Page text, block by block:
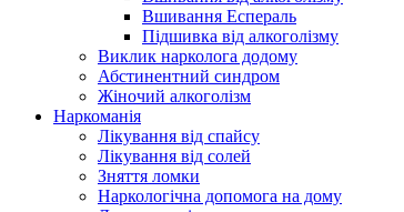
Вшивання Еспераль
Підшивка від алкоголізму
Виклик нарколога додому
Абстинентний синдром
Жіночий алкоголізм
Наркоманія
Лікування від спайсу
Лікування від солей
Зняття ломки
Наркологічна допомога на дому